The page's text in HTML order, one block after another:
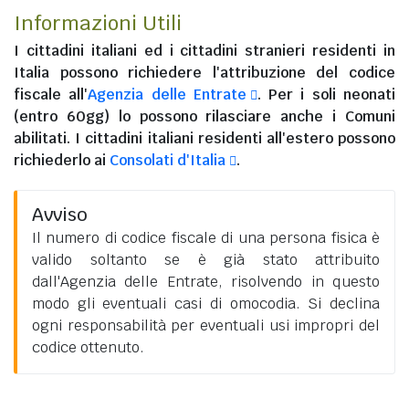
Informazioni Utili
I cittadini italiani ed i cittadini stranieri residenti in
Italia possono richiedere l'attribuzione del codice
fiscale all'Agenzia delle Entrate
. Per i soli neonati
(entro 60gg) lo possono rilasciare anche i Comuni
abilitati. I cittadini italiani residenti all'esteropossono
richiederlo ai Consolati d'Italia .
Avviso
Il numero di codice fiscale di una persona fisica è
valido soltanto se è già stato attribuito
dall'Agenzia delle Entrate, risolvendo in questo
modo gli eventuali casi di omocodia. Si declina
ogni responsabilità per eventuali usi impropri del
codice ottenuto.